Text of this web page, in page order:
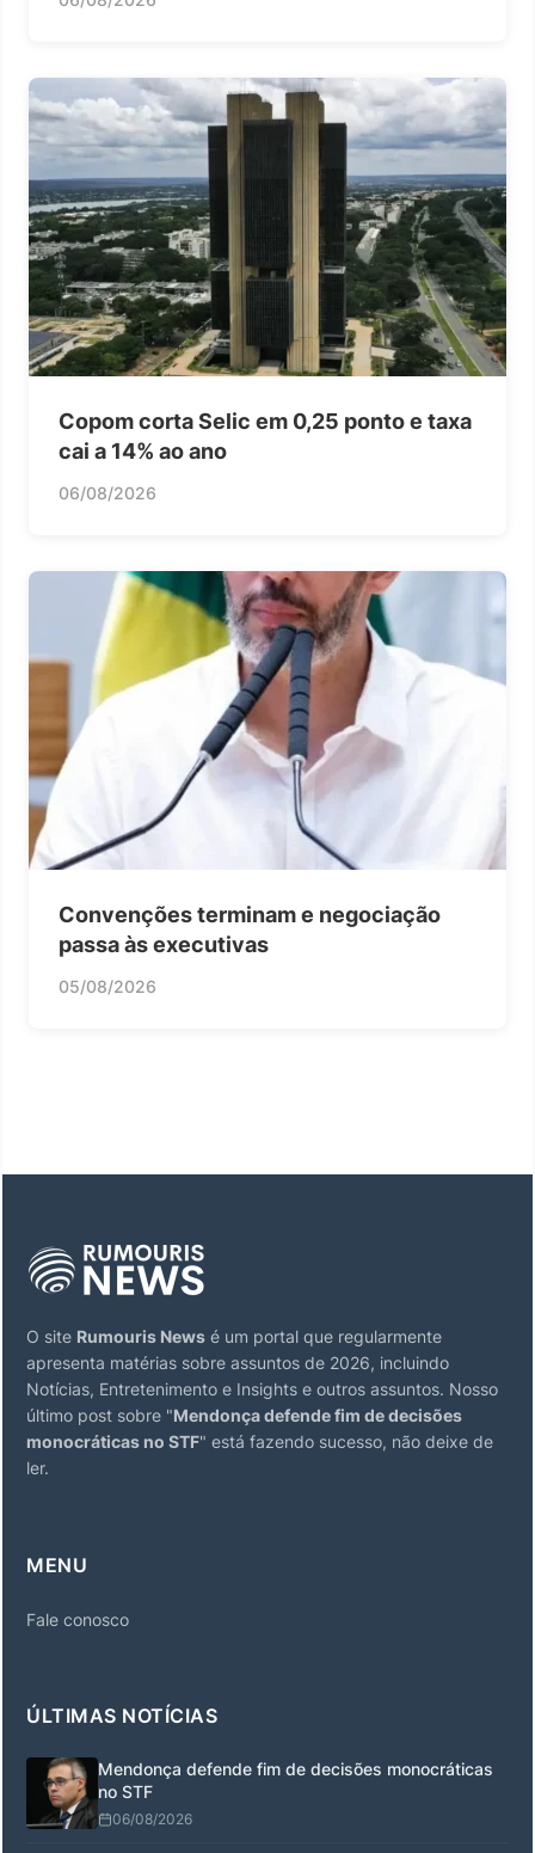
Copom corta Selic em 0,25 ponto e taxa
cai a 14% ao ano
06/08/2026
Convenções terminam e negociação
passa às executivas
05/08/2026
O site Rumouris News é um portal que regularmente
apresenta matérias sobre assuntos de 2026, incluindo
Notícias, Entretenimento e Insights e outros assuntos. Nosso
último post sobre "Mendonça defende fim de decisões
monocráticas no STF" está fazendo sucesso, não deixe de
ler.
MENU
Fale conosco
ÚLTIMAS NOTÍCIAS
Mendonça defende fim de decisões monocráticas
no STF
06/08/2026